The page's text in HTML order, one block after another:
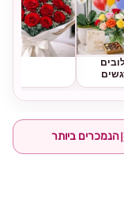
הנמכרים ביותר